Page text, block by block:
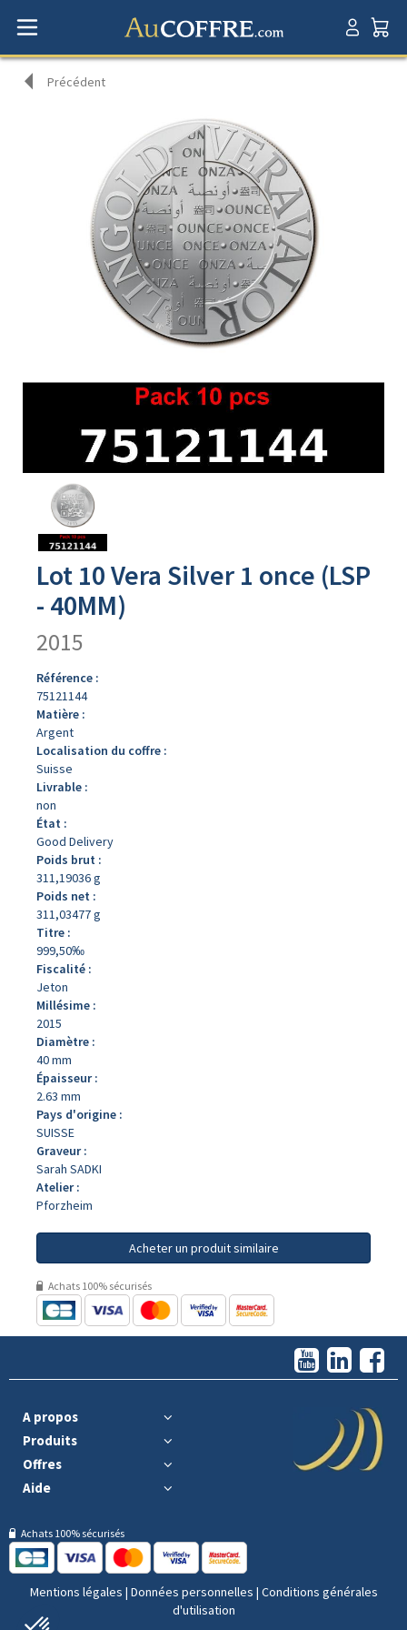
Précédent
produit
Lot 10 Vera Silver 1 once (LSP
- 40MM)
2015
Référence :
75121144
Matière :
Argent
Localisation du coffre :
Suisse
Livrable :
non
État :
Good Delivery
Poids brut :
311,19036 g
Poids net :
311,03477 g
Titre :
999,50‰
Fiscalité :
Jeton
Millésime :
2015
Diamètre :
40 mm
Épaisseur :
2.63 mm
Pays d'origine :
SUISSE
Graveur :
Sarah SADKI
Atelier :
Pforzheim
Acheter un produit similaire
Achats 100% sécurisés
A propos
Produits
Offres
Aide
Achats 100% sécurisés
Mentions légales | Données personnelles | Conditions générales
d'utilisation